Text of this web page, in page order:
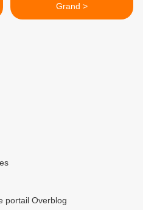
Grand >
portail Overblog